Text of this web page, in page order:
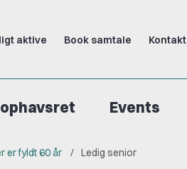
aktive Book samtale Kontakt
Events
er fyldt 60 år Ledig senior